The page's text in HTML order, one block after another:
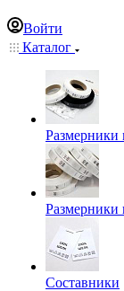
Войти
Каталог
Размерники
Размерники
Составники